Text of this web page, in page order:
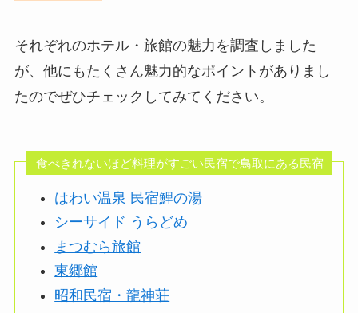
それぞれのホテル・旅館の魅力を調査しました
が、他にもたくさん魅力的なポイントがありまし
たのでぜひチェックしてみてください。
食べきれないほど料理がすごい民宿で鳥取にある民宿
はわい温泉 民宿鯉の湯
シーサイド うらどめ
まつむら旅館
東郷館
昭和民宿・龍神荘